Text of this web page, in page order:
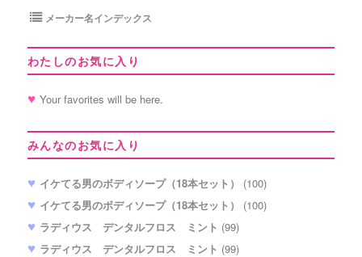
メーカー名インデックス
わたしのお気に入り
Your favorites will be here.
みんなのお気に入り
イケてる男のボディソープ（18本セット）
(100)
イケてる男のボディソープ（18本セット）
(100)
ラディウス デンタルフロス ミント (99)
ラディウス デンタルフロス ミント (99)